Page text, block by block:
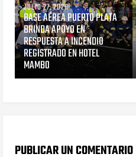
JULIO 27, 2026
BASE AÉREA PUERTO PLATA
BRINDA APOYO EN
RESPUESTA A INCENDIO
REGISTRADO EN HOTEL
MAMBO
PUBLICAR UN COMENTARIO